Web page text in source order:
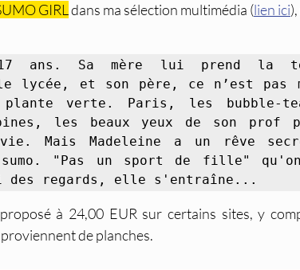
GIRL dans ma sélection multimédia (lien ici
17 ans. Sa mère lui prend la
lycée, et son père, ce n’est pas
plante verte. Paris, les bubble-
les beaux yeux de son prof
Mais Madeleine a un rêve
sumo. "Pas un sport de fille"
regards, elle s'entraîne...
à 24,00 EUR sur certains sites, y
de planches.